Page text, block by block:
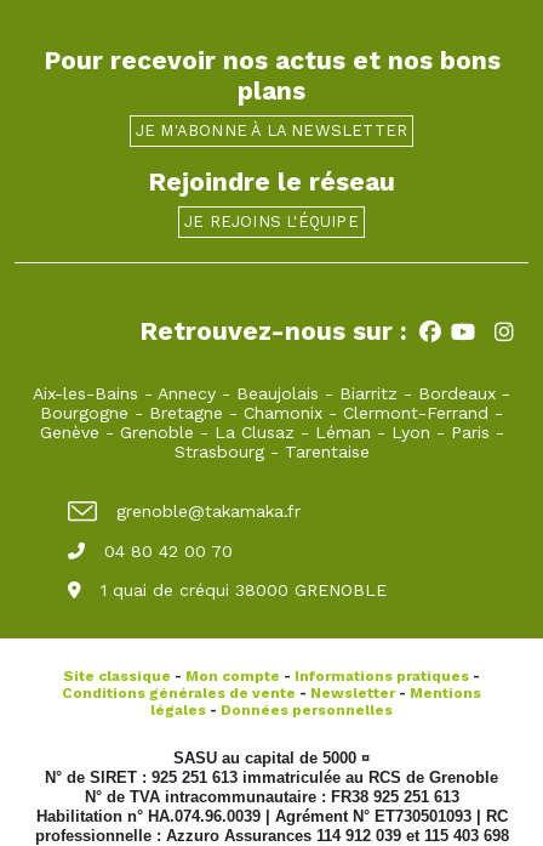
Pour recevoir nos actus et nos bons
plans
JE M'ABONNE À LA NEWSLETTER
Rejoindre le réseau
JE REJOINS L'ÉQUIPE
Retrouvez-nous sur :
Aix-les-Bains - Annecy - Beaujolais - Biarritz - Bordeaux -
Bourgogne - Bretagne - Chamonix - Clermont-Ferrand -
Genève - Grenoble - La Clusaz - Léman - Lyon - Paris -
Strasbourg- Tarentaise
grenoble@takamaka.fr
04 80 42 00 70
1 quai de créqui 38000 GRENOBLE
Site classique - Mon compte - Informations pratiques -
Conditions générales de vente - Newsletter- Mentions
légales - Données personnelles
SASU au capital de 5000 ¤
N° de SIRET : 925 251 613 immatriculée au RCS de Grenoble
N° de TVA intracommunautaire : FR38 925 251 613
Habilitation n° HA.074.96.0039 | Agrément N° ET730501093 | RC
professionnelle : Azzuro Assurances 114 912 039 et 115 403 698